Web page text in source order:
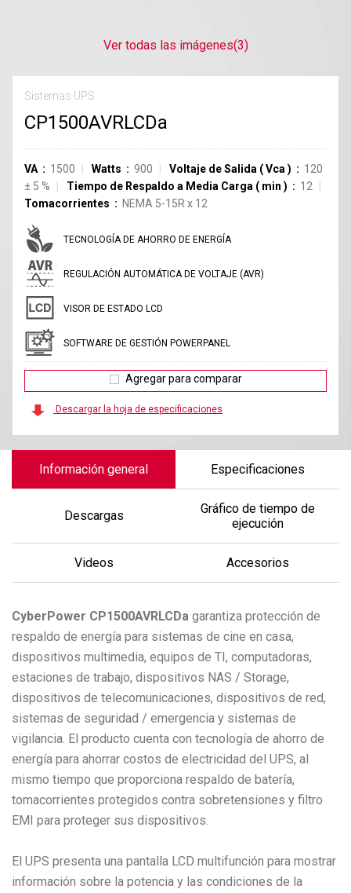
Ver todas las imágenes(3)
Sistemas UPS
CP1500AVRLCDa
VA 1500 Watts 900 Voltaje de Salida (Vca )
120
± 5 % Tiempo de Respaldo a Media Carga ( min )
12
Tomacorrientes
NEMA 5-15R x 12
TECNOLOGÍA DE AHORRO DE ENERGÍA
REGULACIÓN AUTOMÁTICA DE VOLTAJE (AVR)
VISOR DE ESTADO LCD
SOFTWARE DE GESTIÓN POWERPANEL
Agregar para comparar
Descargar la hoja de especificaciones
Información general Especificaciones
Descargas
Gráfico de tiempo de
ejecución
Videos Accesorios
CyberPower CP1500AVRLCDa garantiza protección de
respaldo de energía para sistemas de cine en casa,
dispositivos multimedia, equipos de TI, computadoras,
estaciones de trabajo, dispositivos NAS / Storage,
dispositivos de telecomunicaciones, dispositivos de red,
sistemas de seguridad / emergencia y sistemas de
vigilancia. El producto cuenta con tecnología de ahorro de
energía para ahorrar costos de electricidad del UPS, al
mismo tiempo que proporciona respaldo de batería,
tomacorrientes protegidos contra sobretensiones y filtro
EMI para proteger sus dispositivos.
El UPS presenta una pantalla LCD multifunción para mostrar
información sobre la potencia y las condiciones de la